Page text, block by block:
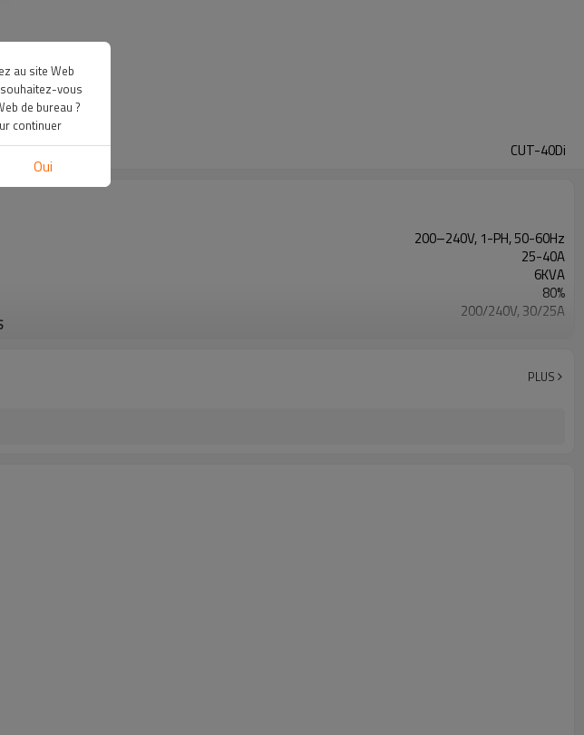
CUT-40Di
200–240V, 1-PH, 50-60Hz
25-40A
6KVA
80%
200/240V, 30/25A
410*185*310mm
PLUS
au site Web
vous
de bureau ?
continuer
Oui